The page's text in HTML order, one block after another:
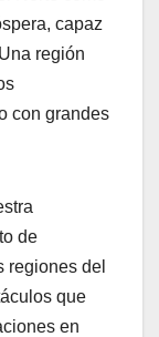
capaz
región
con grandes
de
regiones del
que
en